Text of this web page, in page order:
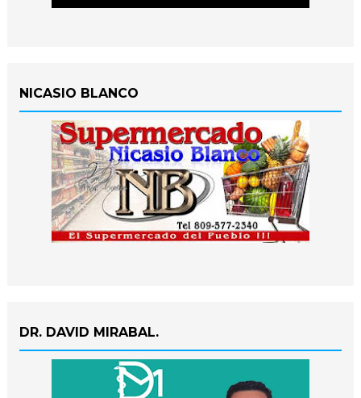
NICASIO BLANCO
DR. DAVID MIRABAL.